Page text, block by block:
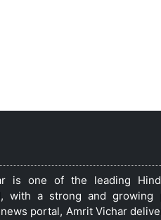
is one of the leading
with a strong and
portal, Amrit Vichar